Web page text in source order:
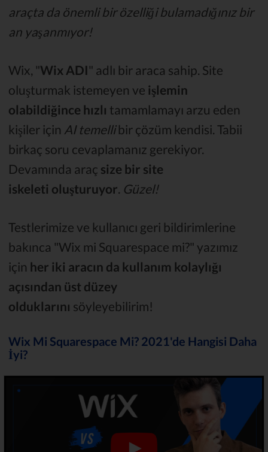
araçta da önemli bir özelliği bulamadığınız bir
an yaşanmıyor!
Wix, "Wix ADI" adlı bir araca sahip. Site
oluşturmak istemeyen ve işlemin
olabildiğince hızlı tamamlamayı arzu eden
kişiler için AI temellibir çözüm kendisi. Tabii
birkaç soru cevaplamanız gerekiyor.
Devamında araç size bir site
iskeleti oluşturuyor Güzel!
Testlerimize ve kullanıcı geri bildirimlerine
bakınca "Wix mi Squarespace mi?" yazımız
için her iki aracın da kullanım kolaylığı
açısından üst düzey
olduklarını söyleyebilirim!
Wix Mi Squarespace Mi? 2021'de Hangisi Daha
İyi?